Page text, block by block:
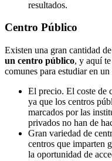
resultados.
Centro Público
Existen una gran cantidad
un centro público, y aquí
comunes para estudiar en
El precio. El coste de
ya que los centros
marcados por las
privados no han de
Gran variedad de
centros que imparten
la oportunidad de